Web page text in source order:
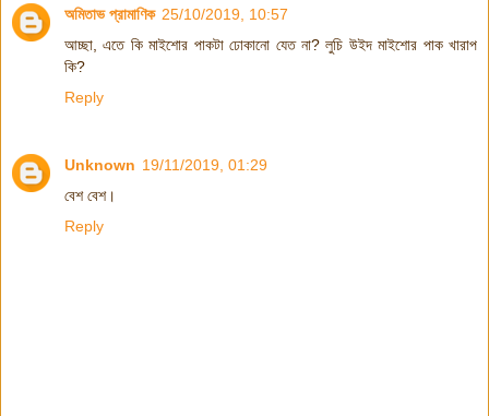
অমিতাভ প্রামাণিক 25/10/2019, 10:57
আচ্ছা, এতে কি মাইশোর পাকটা ঢোকানো যেত না? লুচি উইদ মাইশোর পাক খারাপ
কি?
Reply
Unknown 19/11/2019, 01:29
বেশ বেশ।
Reply